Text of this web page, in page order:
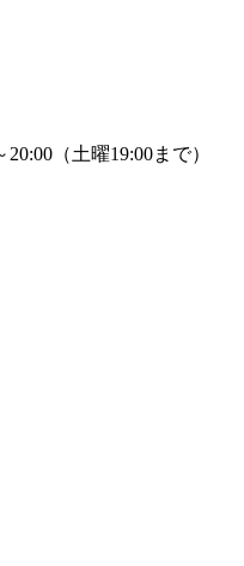
20:00 （土曜19:00まで）